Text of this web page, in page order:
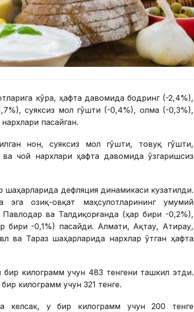
кўра, ҳафта давомида бодринг (-2,4%),
суяксиз мол гўшти (-0,4%), олма (-0,3%),
пасайган.
нон, суяксиз мол гўшти, товуқ гўшти,
чой нархлари ҳафта давомида ўзгаришсиз
шаҳарларида дефляция динамикаси кузатилди.
озиқ-овқат маҳсулотларининг умумий
ва Талдиқорғанда (ҳар бири -0,2%),
бири -0,1%) пасайди. Алмати, Ақтау, Атирау,
ва Тараз шаҳарларида нархлар ўтган ҳафта
бир килограмм учун 483 тенгени ташкил этди.
килограмм учун 321 тенге.
келсак, у бир килограмм учун 200 тенге